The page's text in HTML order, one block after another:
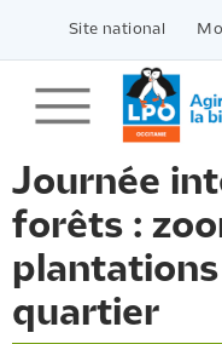
contenu
Site national
Journée
forêts :
quartier